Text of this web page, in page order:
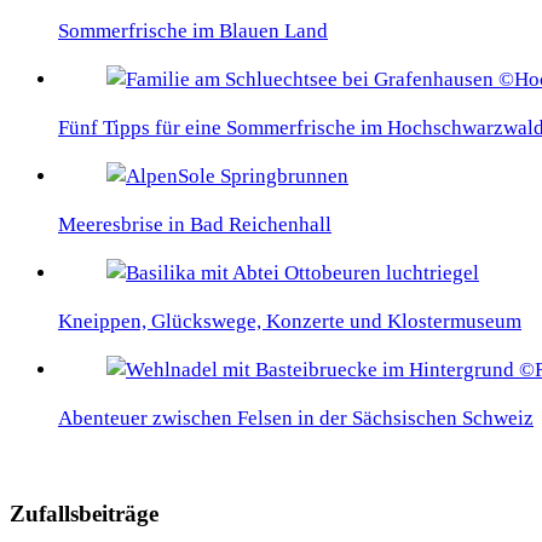
Sommerfrische im Blauen Land
Fünf Tipps für eine Sommerfrische im
Meeresbrise in Bad Reichenhall
Kneippen, Glückswege, Konzerte und Klostermuseum
Abenteuer zwischen Felsen in der Sächsischen Schweiz
Zufallsbeiträge